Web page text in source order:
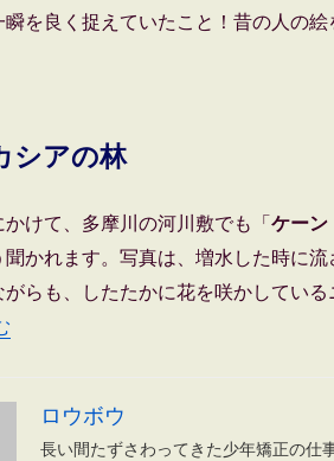
を良く捉えていたこと！昔の人の絵
シアの林
けて、多摩川の河川敷でも「 ケー
聞かれます。写真は、増水した時に
らも、したたかに花を咲かしてい
れたときはどうするの･･･「キジ」”
ロウボウ
長い間たずさわってきた少年矯正の仕